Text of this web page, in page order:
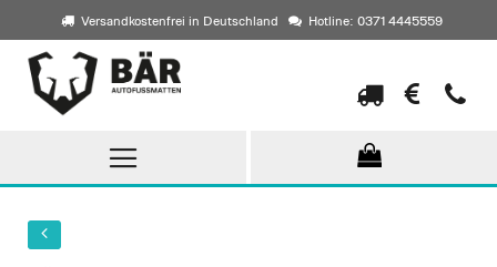
Versandkostenfrei in Deutschland Hotline: 0371 4445559
Direkt
zum
Inhalt